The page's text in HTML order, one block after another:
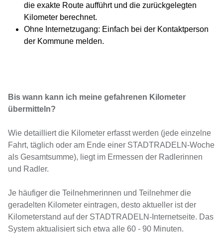
die exakte Route aufführt und die zurückgelegten
Kilometer berechnet.
Ohne Internetzugang: Einfach bei der Kontaktperson
der Kommune melden.
Bis wann kann ich meine gefahrenen Kilometer
übermitteln?
Wie detailliert die Kilometer erfasst werden (jede einzelne
Fahrt, täglich oder am Ende einer STADTRADELN-Woche
als Gesamtsumme), liegt im Ermessen der Radlerinnen
und Radler.
Je häufiger die Teilnehmerinnen und Teilnehmer die
geradelten Kilometer eintragen, desto aktueller ist der
Kilometerstand auf der STADTRADELN-Internetseite. Das
System aktualisiert sich etwa alle 60 - 90 Minuten.